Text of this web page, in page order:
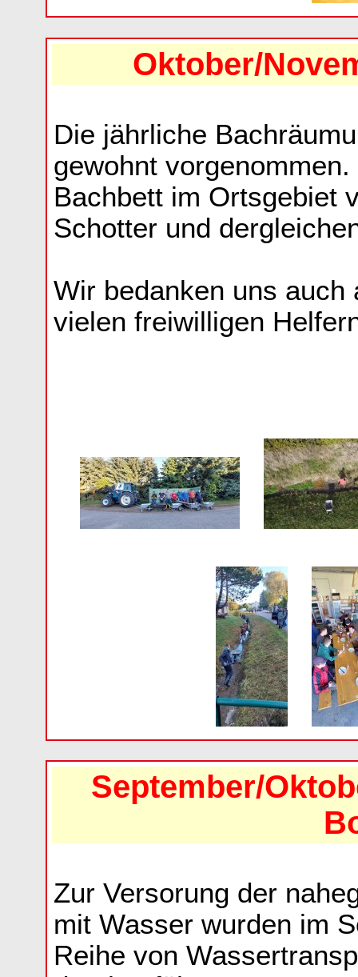
Oktober/
Die jährliche
gewohnt
Bachbett im Ortsgebiet
Schotter und
Wir bedanken uns auch
vielen freiwilligen
September/
Zur Versorung der
mit Wasser wurden im
Reihe von